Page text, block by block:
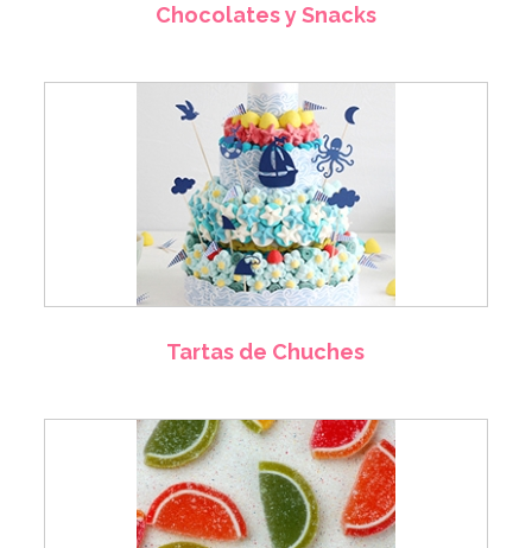
Chocolates y Snacks
Tartas de Chuches